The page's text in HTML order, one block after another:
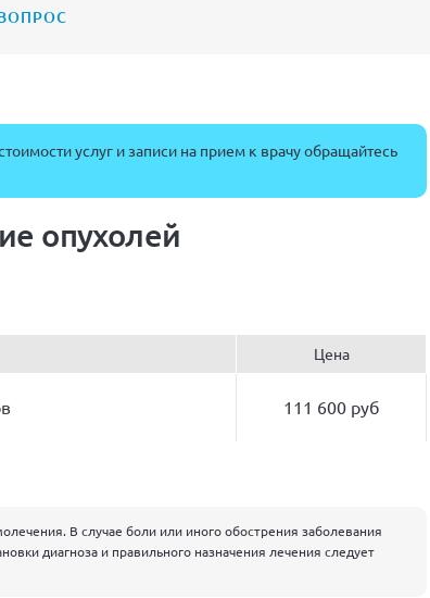
услуг и записи на прием к врачу обращайтесь
опухолей
Цена
111 600 руб
В случае боли или иного обострения заболевания
диагноза и правильного назначения лечения следует